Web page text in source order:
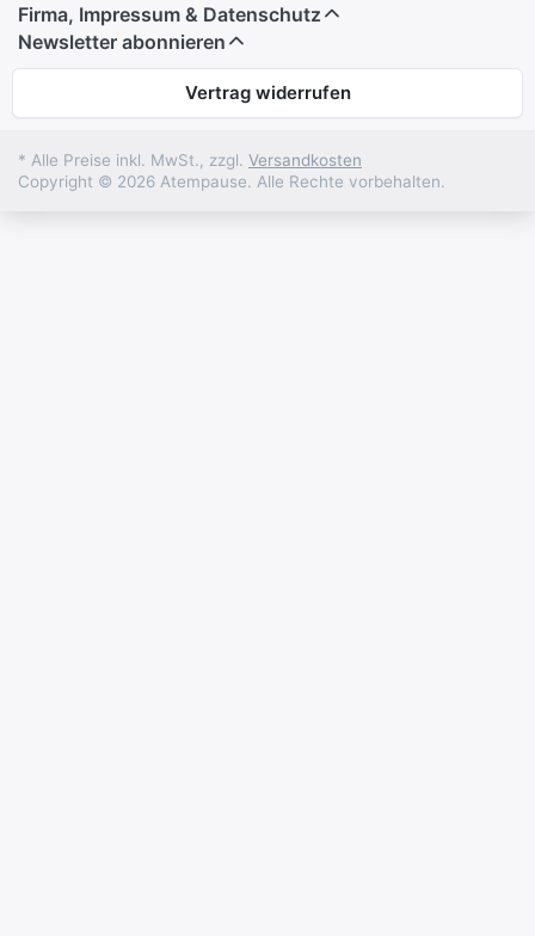
Firma, Impressum & Datenschutz
Newsletter abonnieren
Vertrag widerrufen
* Alle Preise inkl. MwSt., zzgl. Versandkosten
Copyright © 2026 Atempause. Alle Rechte vorbehalten.